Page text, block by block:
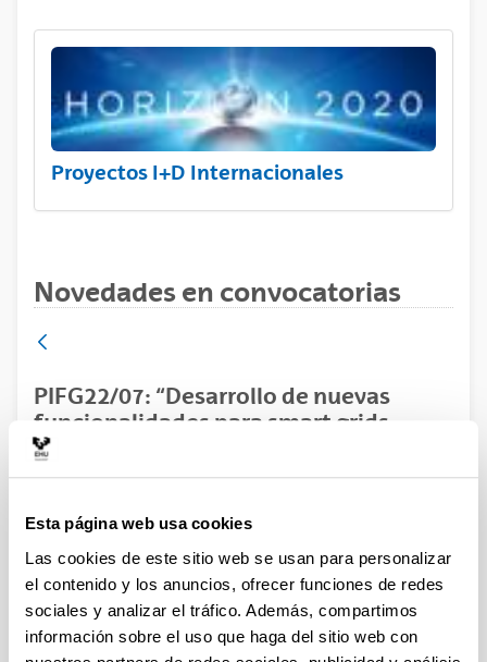
Esta página web usa cookies
Las cookies de este sitio web se usan para personalizar
el contenido y los anuncios, ofrecer funciones de redes
sociales y analizar el tráfico. Además, compartimos
información sobre el uso que haga del sitio web con
Proyectos I+D Internacionales
Novedades en convocatorias
PIFG22/07: “Desarrollo de nuevas
funcionalidades para smart grids
mediante convertidores de potencia
FPL”
Trámite abierto (Plazo de presentación de solicitudes:
28/07/2022 - 18/08/2022 23:59)
Se ha publicado la propuesta de adjudicación